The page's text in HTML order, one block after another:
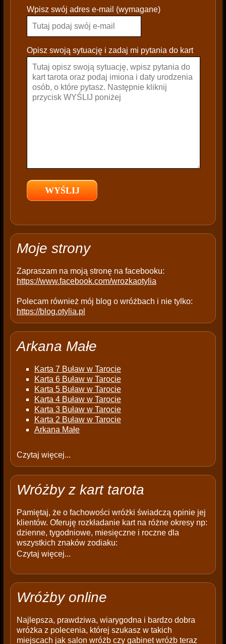
s
e
a
e
e
p
y
Wpisz swój adres e-mail (wymagane)
Opisz swoją sytuację i zadaj mi pytania do kart
Moje strony
Zapraszam na moją stronę na facebooku:
https://www.facebook.com/wrozkaotylia
Polecam również mój blog o wróżbach i nie tylko:
https://blog.otylia.pl
Arkana Małe
Karta 7 Buław w Tarocie
Karta 6 Buław w Tarocie
Karta 5 Buław w Tarocie
Karta 4 Buław w Tarocie
Karta 3 Buław w Tarocie
Karta 2 Buław w Tarocie
Arkana Małe
Czytaj więcej...
Wróżby z kart tarota
Pamiętaj, że o fachowości wróżki świadczą opinie jej
klientów. Oferuję rozkładanie kart na różne okresy np:
dzienne, tygodniowe, miesięczne i roczne dla
wszystkich znaków zodiaku:
Czytaj więcej...
Wróżby online
Najlepsza, prawdziwa, wiarygodna i bardzo dobra
wróżka z polecenia, której szukasz w takich
miejscach jak salon wróżb czy gabinet wróżb teraz